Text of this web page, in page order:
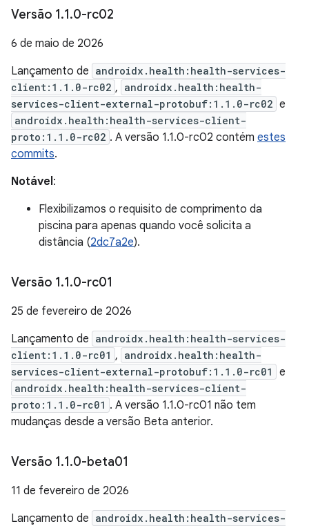
Versão 1.1.0-rc02
6 de maio de 2026
Lançamento de androidx.health:health-services-
client:1.1.0-rc02 , androidx.health:health-
services-client-external-protobuf:1.1.0-rc02 e
androidx.health:health-services-client-
proto:1.1.0-rc02 . A versão 1.1.0-rc02 contém estes
commits.
Notável:
Flexibilizamos o requisito de comprimento da
piscina para apenas quando você solicita a
distância (2dc7a2e).
Versão 1.1.0-rc01
25 de fevereiro de 2026
Lançamento de androidx.health:health-services-
client:1.1.0-rc01 , androidx.health:health-
services-client-external-protobuf:1.1.0-rc01
e
androidx.health:health-services-client-
proto:1.1.0-rc01 . A versão 1.1.0-rc01 não tem
mudanças desde a versão Beta anterior.
Versão 1.1.0-beta01
11 de fevereiro de 2026
Lançamento de androidx.health:health-services-